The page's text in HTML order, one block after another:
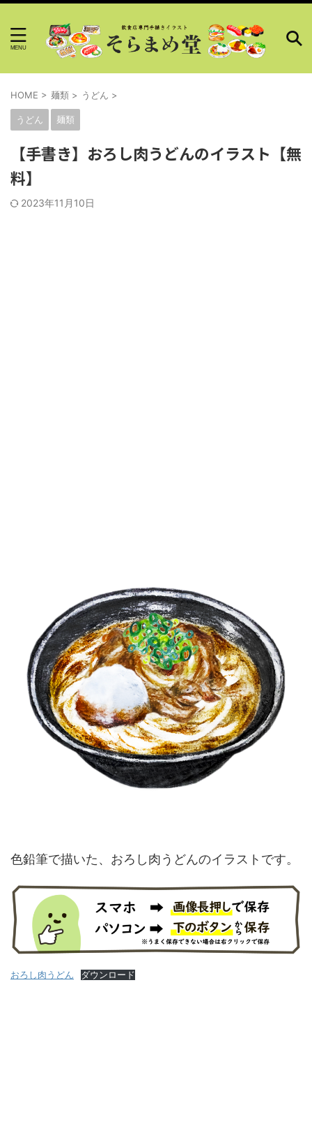
HOME > 麺類 > うどん >
うどん 麺類
【手書き】おろし肉うどんのイラスト【無
料】
2023年11月10日
色鉛筆で描いた、おろし肉うどんのイラストです。
おろし肉うどん ダウンロード